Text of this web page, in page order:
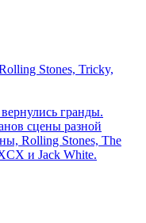
Stones, Tricky,
гранды.
сцены разной
Rolling Stones, The
и Jack White.